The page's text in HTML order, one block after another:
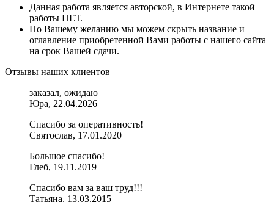
Данная работа является авторской, в Интернете такой
работы НЕТ.
По Вашему желанию мы можем скрыть название и
оглавление приобретенной Вами работы с нашего сайта
на срок Вашей сдачи.
Отзывы наших клиентов
заказал, ожидаю
Юра, 22.04.2026
Спасибо за оперативность!
Святослав, 17.01.2020
Большое спасибо!
Глеб, 19.11.2019
Спасибо вам за ваш труд!!!
Татьяна, 13.03.2015